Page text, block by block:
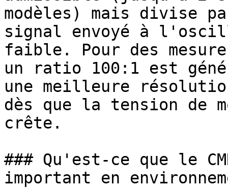
modèles) mais divise
signal envoyé à
faible. Pour des
un ratio 100:1 est
une meilleure
dès que la tension de
crête.
### Qu'est-ce que le
important en